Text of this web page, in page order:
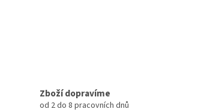
Zboží dopravíme
od 2 do 8 pracovních dnů